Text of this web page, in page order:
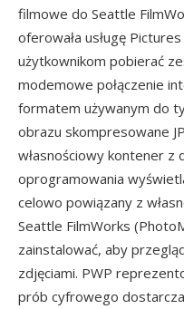
filmowe do Seattle
oferowała usługę
użytkownikom pobierać
modemowe połączenie
formatem używanym do
obrazu skompresowane
własnościowy kontener z
oprogramowania
celowo powiązany z
Seattle FilmWorks
zainstalować, aby
zdjęciami. PWP
prób cyfrowego